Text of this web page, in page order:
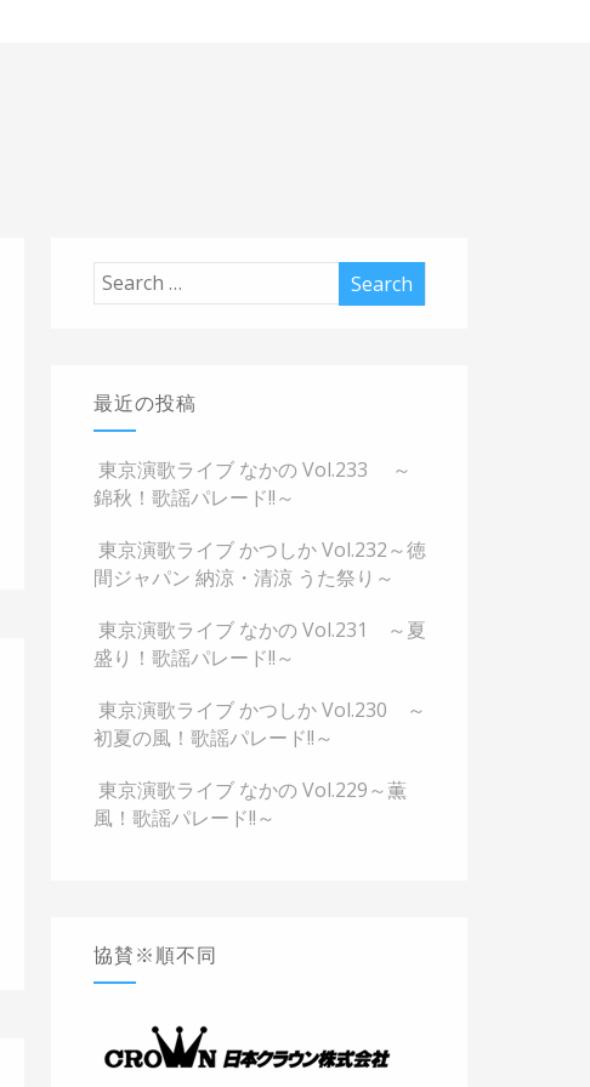
最近の投稿
東京演歌ライブ なかの Vol.233 ～
錦秋！歌謡パレード!!～
東京演歌ライブ かつしか Vol.232～徳
間ジャパン 納涼・清涼 うた祭り～
東京演歌ライブ なかの Vol.231 ～夏
盛り！歌謡パレード!!～
東京演歌ライブ かつしか Vol.230 ～
初夏の風！歌謡パレード!!～
東京演歌ライブ なかの Vol.229～薫
風！歌謡パレード!!～
協賛※順不同